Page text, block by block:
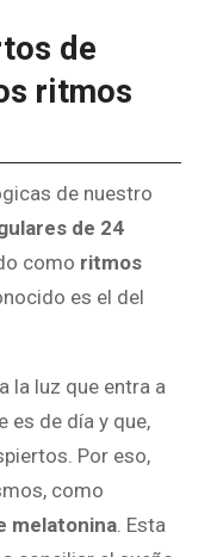
de
ritmos
de nuestro
de 24
como ritmos
es el del
la luz que entra a
es de día y que,
Por eso,
como
melatonina. Esta